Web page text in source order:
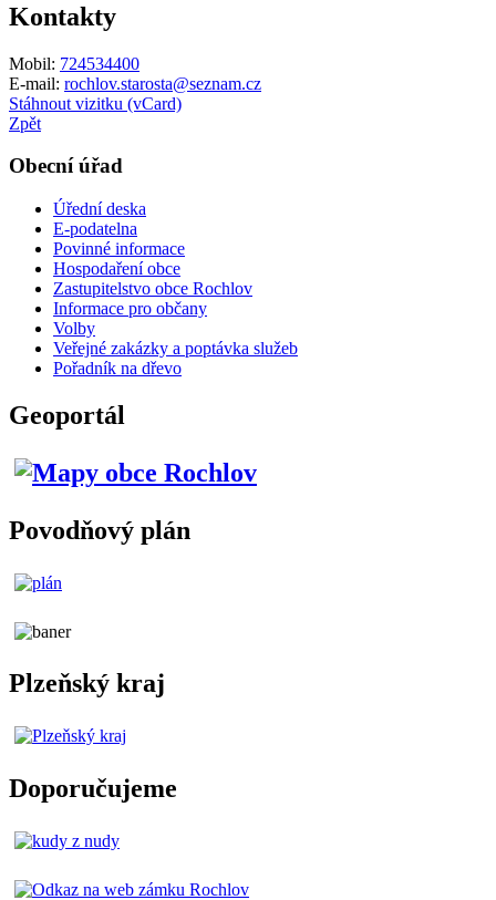
Kontakty
Mobil: 724534400
E-mail: rochlov.starosta@seznam.cz
Stáhnout vizitku (vCard)
Zpět
Obecní úřad
Úřední deska
E-podatelna
Povinné informace
Hospodaření obce
Zastupitelstvo obce Rochlov
Informace pro občany
Volby
Veřejné zakázky a poptávka služeb
Pořadník na dřevo
Geoportál
Povodňový plán
Plzeňský kraj
Doporučujeme